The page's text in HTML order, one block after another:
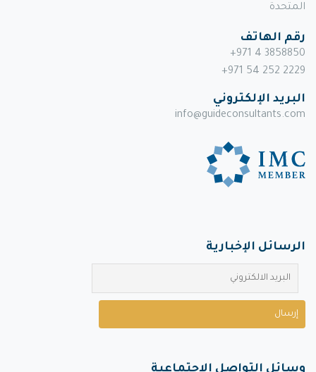
المتحدة
رقم الهاتف
+971 4 3858850
+971 54 252 2229
البريد الإلكتروني
info@guideconsultants.com
الرسائل الإخبارية
وسائل التواصل الاجتماعية